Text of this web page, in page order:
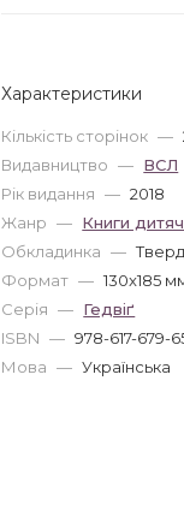
Характеристики
Кількість сторінок —
Видавництво — ВСЛ
Рік видання — 2018
Жанр — Книги
Обкладинка —
Формат — 130x185
Серія — Гедвіґ
ISBN — 978-617-679-
Мова — Українська